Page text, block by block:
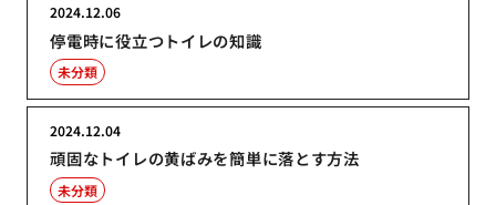
停電時に役立つトイレの知識
2024.12.06
未分類
頑固なトイレの黄ばみを簡単に落とす方法
2024.12.04
未分類